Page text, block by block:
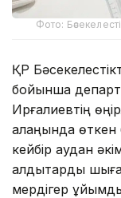
Фото:
ҚР
бойынша
Ирғалиевтің
алаңында өткен
кейбір аудан
қалдықтарды
мердігер